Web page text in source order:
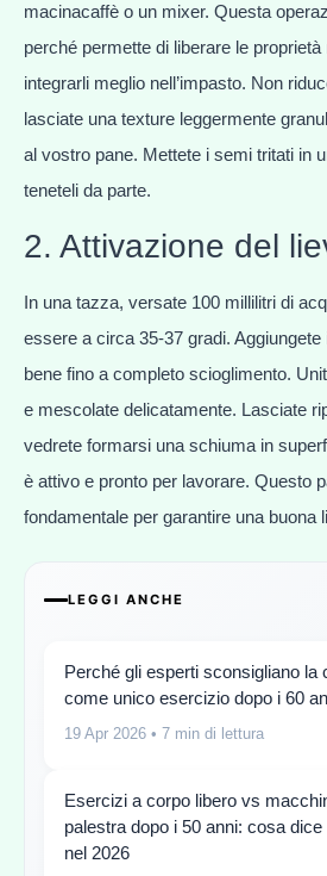
macinacaffè o un mixer. Questa
perché permette di liberare le
integrarli meglio nell’impasto. Non
lasciate una texture leggermente
al vostro pane. Mettete i semi tritati in
teneteli da parte.
2. Attivazione del
In una tazza, versate 100 millilitri di
essere a circa 35-37 gradi.
bene fino a completo scioglimento.
e mescolate delicatamente. Lasciate
vedrete formarsi una schiuma in
è attivo e pronto per lavorare. Questo
fondamentale per garantire una buona
LEGGI ANCHE
Perché gli esperti sconsigliano la
come unico esercizio dopo i 60
19 Apr 2026 • 7 min di lettura
Esercizi a corpo libero vs
palestra dopo i 50 anni: cosa
nel 2026